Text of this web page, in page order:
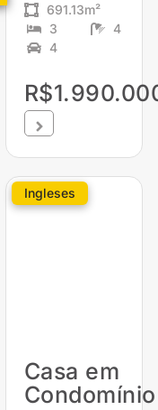
691.13m²
3
4
4
Ingleses
Casa em
Condomínio